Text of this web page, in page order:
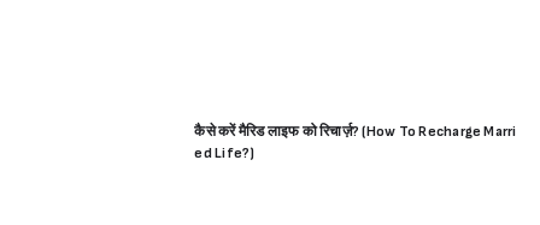
कैसे करें मैरिड लाइफ को रिचार्ज़? (How To Recharge Marri
ed Life?)